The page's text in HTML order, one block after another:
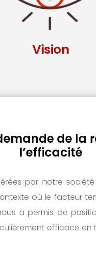
Vision
de la
l’efficacité
par notre
où le facteur
a permis de
efficace en